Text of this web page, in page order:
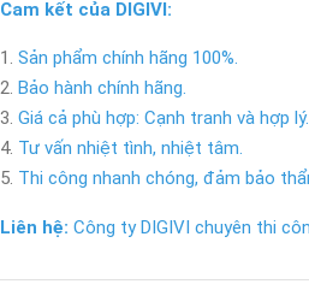
Cam kết của DIGIVI:
Sản phẩm chính hãng 100%.
Bảo hành chính hãng.
Giá cả phù hợp: Cạnh tranh và hợp lý.
Tư vấn nhiệt tình, nhiệt tâm.
Thi công nhanh chóng, đảm bảo
Liên hệ: Công ty DIGIVI chuyên thi